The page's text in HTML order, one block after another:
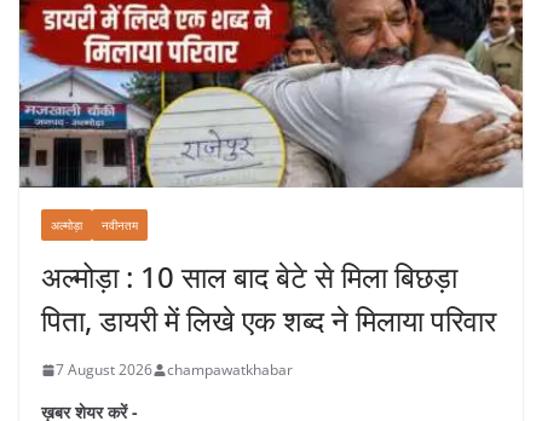
अल्मोड़ा नवीनतम
अल्मोड़ा : 10 साल बाद बेटे से मिला बिछड़ा
पिता, डायरी में लिखे एक शब्द ने मिलाया परिवार
7 August 2026 champawatkhabar
ख़बर शेयर करें -